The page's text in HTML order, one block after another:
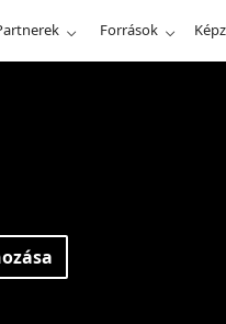
Források